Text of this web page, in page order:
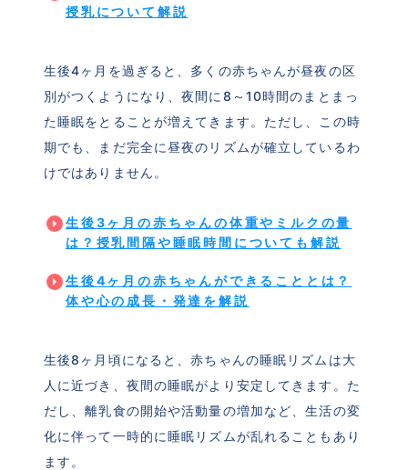
授乳について解説
生後4ヶ月を過ぎると、多くの赤ちゃんが昼夜の区
別がつくようになり、夜間に8～10時間のまとまっ
た睡眠をとることが増えてきます。ただし、この時
期でも、まだ完全に昼夜のリズムが確立しているわ
けではありません。
生後3ヶ月の赤ちゃんの体重やミルクの量
は？授乳間隔や睡眠時間についても解説
生後4ヶ月の赤ちゃんができることとは？
体や心の成長・発達を解説
生後8ヶ月頃になると、赤ちゃんの睡眠リズムは大
人に近づき、夜間の睡眠がより安定してきます。た
だし、離乳食の開始や活動量の増加など、生活の変
化に伴って一時的に睡眠リズムが乱れることもあり
ます。